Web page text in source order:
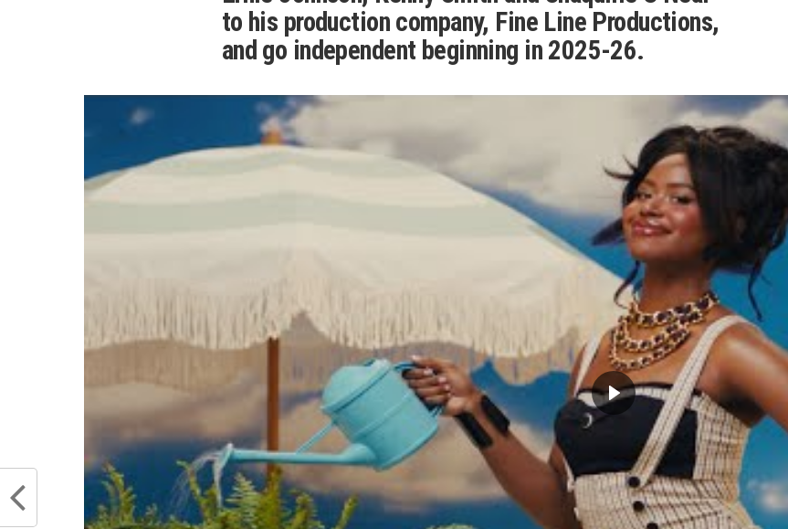
to his production company, Fine Line Productions,
and go independent beginning in 2025-26.
A potentially huge win for NBA fans everywhere,
if Barkley can make it happen.
pic.twitter.com/VBC6V1WuUM
May 23, 2024
Charles Barkley réfléchirait à produire lui-même l’émission Inside the
NBA, lorsque la chaîne TNT aura perdu les droits de diffusion de la
Grande Ligue. Après avoir rejoint l’émission en l’an 2000, Barkley
pourrait en devenir le sauveur, plus 35 ans après sa première diffusion
sur les antennes de TNT.